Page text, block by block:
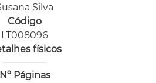
Silva
Código
LT008096
físicos
Nº Páginas